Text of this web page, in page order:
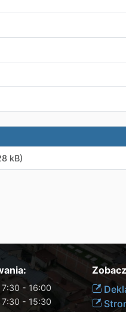
kB)
7:30 - 16:00
7:30 - 15:30